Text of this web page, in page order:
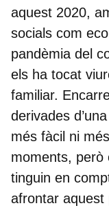
aquest 2020,
socials com
pandèmia del
els ha tocat
familiar.
derivades
més fàcil ni
moments, però
tinguin en
afrontar aquest